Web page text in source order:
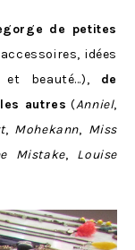
de petites
idées
et beauté…), de
autres (Anniel,
, Mohekann, Miss
Mistake, Louise